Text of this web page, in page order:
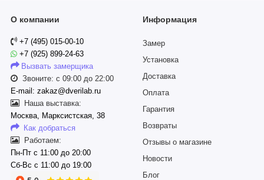
О компании
+7 (495) 015-00-10
+7 (925) 899-24-63
Вызвать замерщика
Звоните: с 09:00 до 22:00
E-mail: zakaz@dverilab.ru
Наша выставка:
Москва, Марксистская, 38
Как добраться
Работаем:
Пн-Пт с 11:00 до 20:00
Сб-Вс с 11:00 до 19:00
Информация
Замер
Установка
Доставка
Оплата
Гарантия
Возвраты
Отзывы о магазине
Новости
Блог